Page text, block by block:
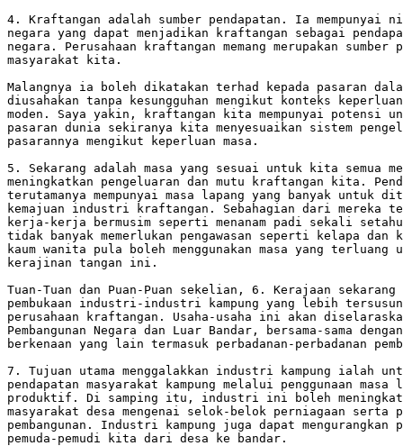
4. Kraftangan adalah sumber pendapatan. Ia mempunyai
negara yang dapat menjadikan kraftangan sebagai
negara. Perusahaan kraftangan memang merupakan sumber
masyarakat kita.
Malangnya ia boleh dikatakan terhad kepada pasaran
diusahakan tanpa kesungguhan mengikut konteks
moden. Saya yakin, kraftangan kita mempunyai potensi
pasaran dunia sekiranya kita menyesuaikan sistem
pasarannya mengikut keperluan masa.
5. Sekarang adalah masa yang sesuai untuk kita semua
meningkatkan pengeluaran dan mutu kraftangan kita.
terutamanya mempunyai masa lapang yang banyak untuk
kemajuan industri kraftangan. Sebahagian dari mereka
kerja-kerja bermusim seperti menanam padi sekali
tidak banyak memerlukan pengawasan seperti kelapa dan
kaum wanita pula boleh menggunakan masa yang
kerajinan tangan ini.
Tuan-Tuan dan Puan-Puan sekelian, 6. Kerajaan sekarang
pembukaan industri-industri kampung yang lebih
perusahaan kraftangan. Usaha-usaha ini akan
Pembangunan Negara dan Luar Bandar, bersama-sama
berkenaan yang lain termasuk perbadanan-perbadanan
7. Tujuan utama menggalakkan industri kampung ialah
pendapatan masyarakat kampung melalui penggunaan masa
produktif. Di samping itu, industri ini boleh
masyarakat desa mengenai selok-belok perniagaan serta
pembangunan. Industri kampung juga dapat mengurangkan
pemuda-pemudi kita dari desa ke bandar.